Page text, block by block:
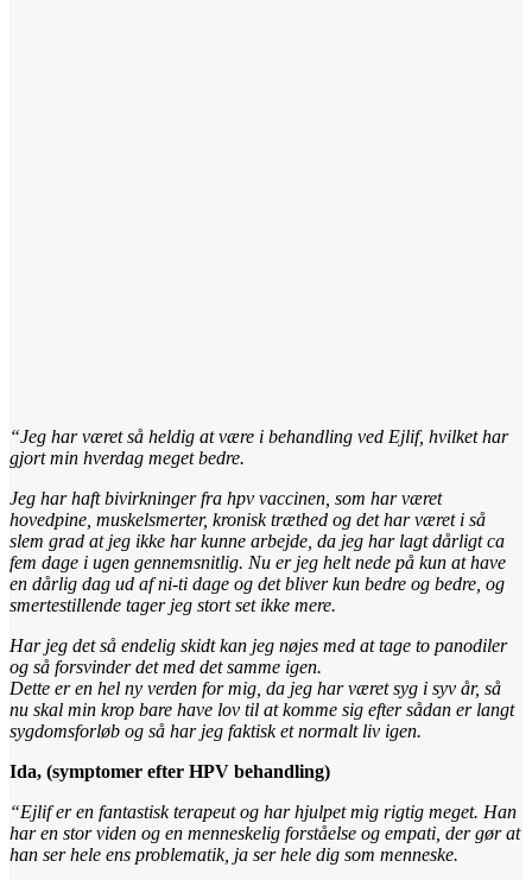
“Jeg har været så heldig at være i behandling ved Ejlif, hvilket har
gjort min hverdag meget bedre.
Jeg har haft bivirkninger fra hpv vaccinen, som har været
hovedpine, muskelsmerter, kronisk træthed og det har været i så
slem grad at jeg ikke har kunne arbejde, da jeg har lagt dårligt ca
fem dage i ugen gennemsnitlig. Nu er jeg helt nede på kun at have
en dårlig dag ud af ni-ti dage og det bliver kun bedre og bedre, og
smertestillende tager jeg stort set ikke mere.
Har jeg det så endelig skidt kan jeg nøjes med at tage to panodiler
og så forsvinder det med det samme igen.
Dette er en hel ny verden for mig, da jeg har været syg i syv år, så
nu skal min krop bare have lov til at komme sig efter sådan er langt
sygdomsforløb og så har jeg faktisk et normalt liv igen.
Ida, (symptomer efter HPV behandling)
“Ejlif er en fantastisk terapeut og har hjulpet mig rigtig meget. Han
har en stor viden og en menneskelig forståelse og empati, der gør at
han ser hele ens problematik, ja ser hele dig som menneske.